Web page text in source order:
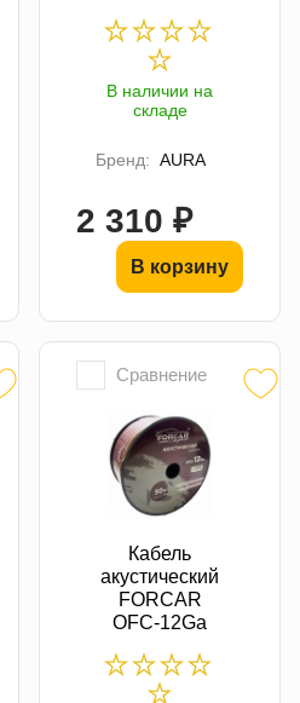
В наличии на
складе
Бренд: AURA
2 310 ₽
В корзину
Сравнение
Кабель
акустический
FORCAR
OFC-12Ga